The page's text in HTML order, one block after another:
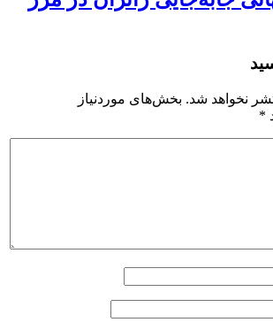
نخواهد شد. بخش‌های موردنیاز
*